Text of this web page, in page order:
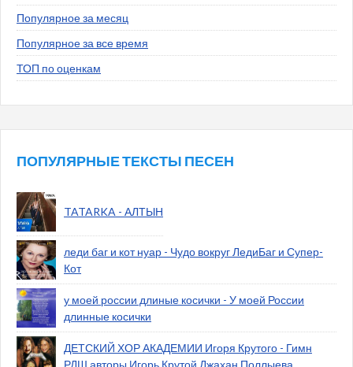
Популярное за месяц
Популярное за все время
ТОП по оценкам
ПОПУЛЯРНЫЕ ТЕКСТЫ ПЕСЕН
TATARKA - АЛТЫН
леди баг и кот нуар - Чудо вокруг ЛедиБаг и Супер-
Кот
у моей россии длиные косички - У моей России
длинные косички
ДЕТСКИЙ ХОР АКАДЕМИИ Игоря Крутого - Гимн
РДШ авторы Игорь Крутой Джахан Поллыева